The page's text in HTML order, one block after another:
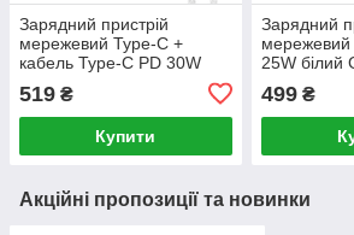
Зарядний пристрій
мережевий Type-C +
кабель Type-C PD 30W
білий GaN Mini ColorWay
519 ₴
Купити
Зарядний
мережевий
25W білий
499₴
Акційні пропозиції та новинки